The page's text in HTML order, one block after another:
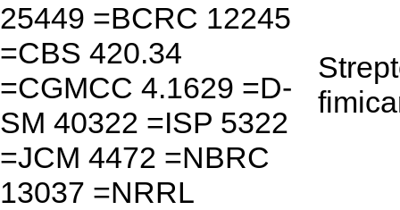
25449 =BCRC 12245
=CBS 420.34
=CGMCC 4.1629 =D-
SM 40322 =ISP 5322
=JCM 4472 =NBRC
13037 =NRRL